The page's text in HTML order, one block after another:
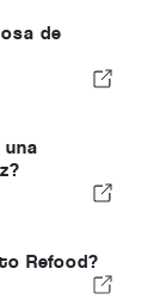
de
Refood?